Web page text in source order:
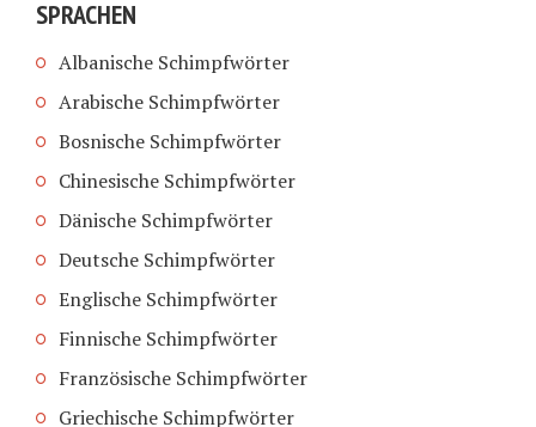
SPRACHEN
Albanische Schimpfwörter
Arabische Schimpfwörter
Bosnische Schimpfwörter
Chinesische Schimpfwörter
Dänische Schimpfwörter
Deutsche Schimpfwörter
Englische Schimpfwörter
Finnische Schimpfwörter
Französische Schimpfwörter
Griechische Schimpfwörter